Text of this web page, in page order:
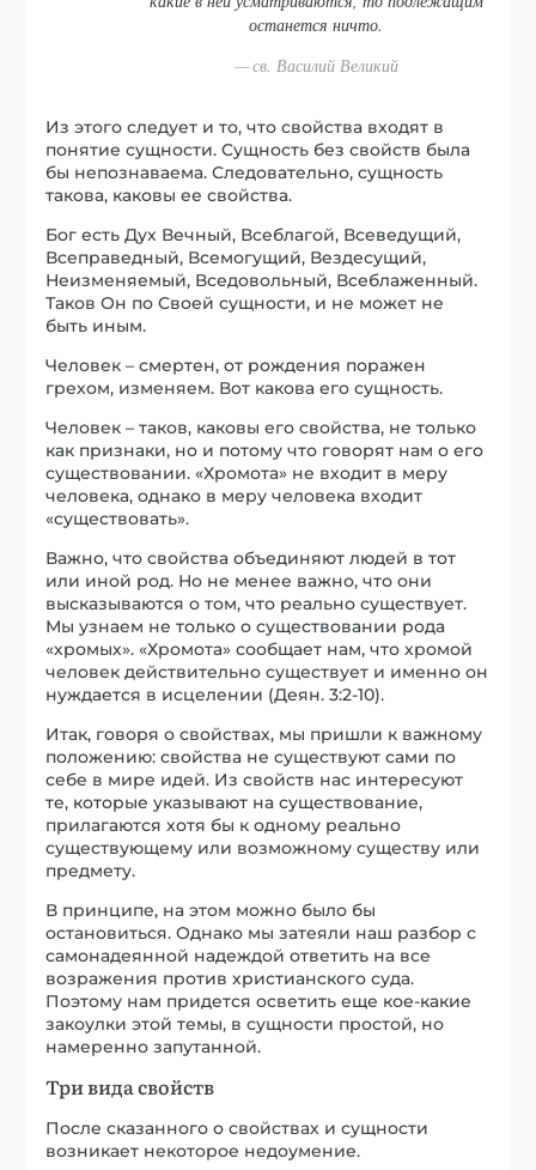
останется ничто.
св. Василий Великий
Из этого следует и то, что свойства входят в
понятие сущности. Сущность без свойств была
бы непознаваема. Следовательно, сущность
такова, каковы ее свойства.
Бог есть Дух Вечный, Всеблагой, Всеведущий,
Всеправедный, Всемогущий, Вездесущий,
Неизменяемый, Вседовольный, Всеблаженный.
Таков Он по Своей сущности, и не может не
быть иным.
Человек – смертен, от рождения поражен
грехом, изменяем. Вот какова его сущность.
Человек – таков, каковы его свойства, не только
как признаки, но и потому что говорят нам о его
существовании. «Хромота» не входит в меру
человека, однако в меру человека входит
«существовать».
Важно, что свойства объединяют людей в тот
или иной род. Но не менее важно, что они
высказываются о том, что реально существует.
Мы узнаем не только о существовании рода
«хромых». «Хромота» сообщает нам, что хромой
человек действительно существует и именно он
нуждается в исцелении (Деян. 3:2-10).
Итак, говоря о свойствах, мы пришли к важному
положению: свойства не существуют сами по
себе в мире идей. Из свойств нас интересуют
те, которые указывают на существование,
прилагаются хотя бы к одному реально
существующему или возможному существу или
предмету.
В принципе, на этом можно было бы
остановиться. Однако мы затеяли наш разбор с
самонадеянной надеждой ответить на все
возражения против христианского суда.
Поэтому нам придется осветить еще кое-какие
закоулки этой темы, в сущности простой, но
намеренно запутанной.
Три вида свойств
После сказанного о свойствах и сущности
возникает некоторое недоумение.